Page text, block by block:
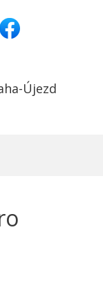
Újezd